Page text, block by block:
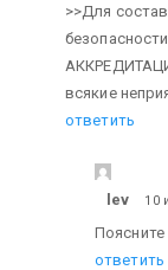
>>Для
всякие
ответить
lev 10
ответить